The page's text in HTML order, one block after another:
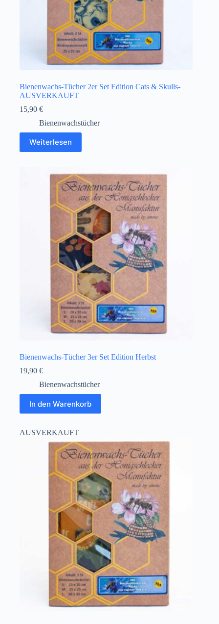
Bienenwachs-Tücher 2er Set Edition Cats & Skulls-
AUSVERKAUFT
15,90 €
Bienenwachstücher
Weiterlesen
Bienenwachs-Tücher 3er Set Edition Herbst
19,90 €
Bienenwachstücher
In den Warenkorb
AUSVERKAUFT